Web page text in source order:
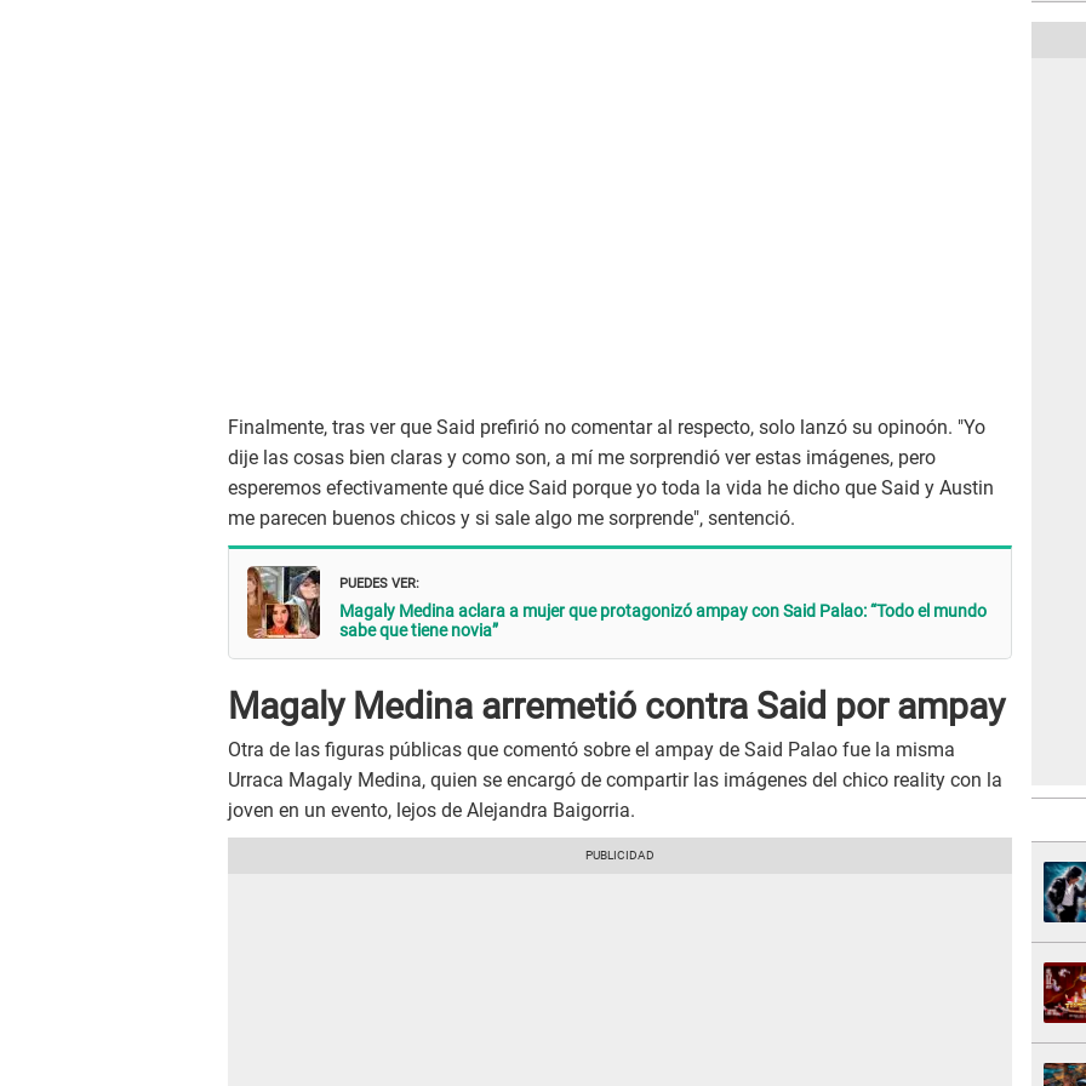
Finalmente, tras ver que Said prefirió no comentar al respecto, solo lanzó su opinoón. "Yo
dije las cosas bien claras y como son, a mí me sorprendió ver estas imágenes, pero
esperemos efectivamente qué dice Said porque yo toda la vida he dicho que Said y Austin
me parecen buenos chicos y si sale algo me sorprende", sentenció.
PUEDES VER:
Magaly Medina aclara a mujer que protagonizó ampay con Said Palao: “Todo el mundo
sabe que tiene novia”
Magaly Medina arremetió contra Said por ampay
Otra de las figuras públicas que comentó sobre el ampay de Said Palao fue la misma
Urraca Magaly Medina, quien se encargó de compartir las imágenes del chico reality con la
joven en un evento, lejos de Alejandra Baigorria.